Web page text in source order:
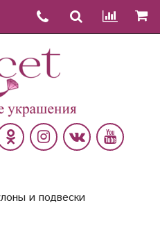
и подвески